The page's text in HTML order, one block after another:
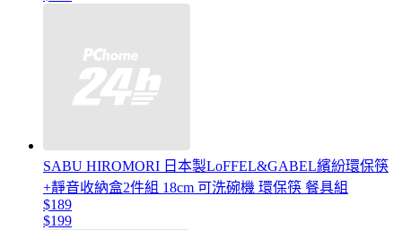
SABU HIROMORI 日本製LoFFEL&GABEL繽紛環保筷
+靜音收納盒2件組 18cm 可洗碗機 環保筷 餐具組
$189
$199